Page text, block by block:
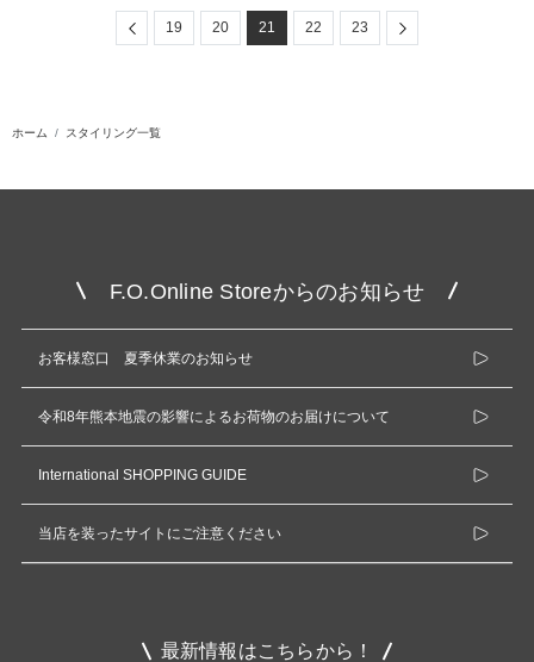
Previous
19 20 21 22 23
ホーム スタイリング一覧
F.O.Online Storeからのお知らせ
お客様窓口 夏季休業のお知らせ
令和8年熊本地震の影響によるお荷物のお届けについて
International SHOPPING GUIDE
当店を装ったサイトにご注意ください
最新情報はこちらから！